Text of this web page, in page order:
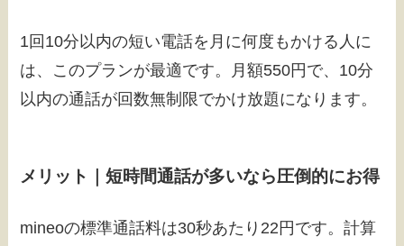
1回10分以内の短い電話を月に何度もかける人に
は、このプランが最適です。月額550円で、10分
以内の通話が回数無制限でかけ放題になります。
メリット｜短時間通話が多いなら圧倒的にお得
mineoの標準通話料は30秒あたり22円です。計算